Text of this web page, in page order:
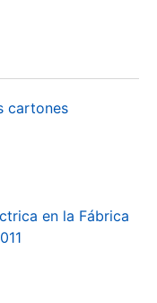
cartones
en la Fábrica